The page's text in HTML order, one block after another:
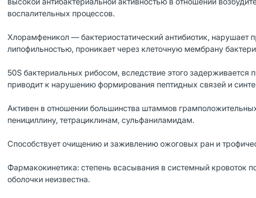
воспалительных процессов.
Хлорамфеникол — бактериостатический антибиотик, нарушает
липофильностью, проникает через клеточную мембрану
50S бактериальных рибосом, вследствие этого
приводит к нарушению формирования пептидных связей и
Активен в отношении большинства штаммов
пенициллину, тетрациклинам, сульфаниламидам.
Способствует очищению и заживлению ожоговых ран и
Фармакокинетика: степень всасывания в системный кровоток
оболочки неизвестна.